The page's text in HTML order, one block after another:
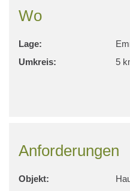
Wo
Lage:
Umkreis:
5
Anforderungen
Objekt: